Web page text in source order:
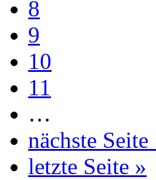
8
9
10
11
…
nächste Seite
letzte Seite »